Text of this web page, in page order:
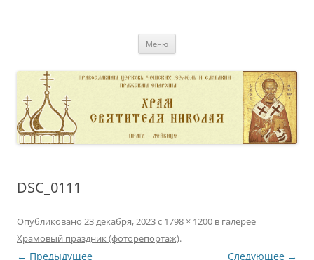
Меню
DSC_0111
Опубликовано 23 декабря, 2023с 1798 × 1200 в галерее
Храмовый праздник (фоторепортаж).
← Предыдущее Следующее →